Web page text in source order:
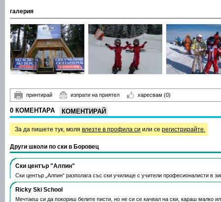
галерия
принтирай изпрати на приятел харесвам (0)
0 КОМЕНТАРА КОМЕНТИРАЙ
За да пишете тук, моля влезте в профила си или се регистрирайте.
Други школи по ски в Боровец
Ски център "Алпин"
Ски център „Алпин“ разполага със ски училище с учители професионалисти в
Ricky Ski School
Мечтаеш си да покориш белите писти, но не си се качвал на ски, караш малко